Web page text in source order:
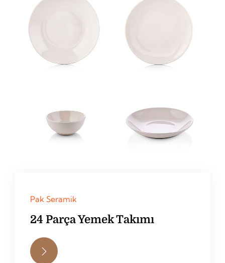
Pak Seramik
24 Parça Yemek Takımı